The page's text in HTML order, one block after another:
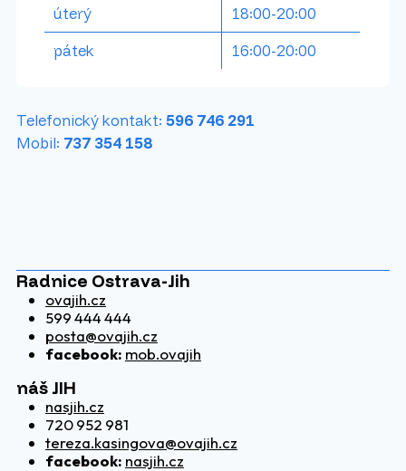
úterý
18:00-20:00
pátek
16:00-20:00
Telefonický kontakt: 596 746 291
Mobil: 737 354 158
Radnice Ostrava-Jih
ovajih.cz
599 444 444
posta@ovajih.cz
facebook: mob.ovajih
náš JIH
nasjih.cz
720 952 981
tereza.kasingova@ovajih.cz
facebook: nasjih.cz